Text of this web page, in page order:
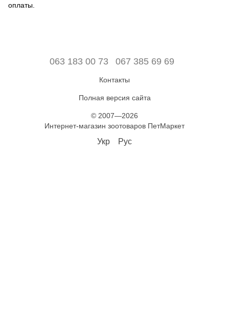
оплаты.
063 183 00 73 067 385 69 69
Контакты
Полная версия сайта
© 2007—2026
Интернет-магазин зоотоваров ПетМаркет
Укр Рус